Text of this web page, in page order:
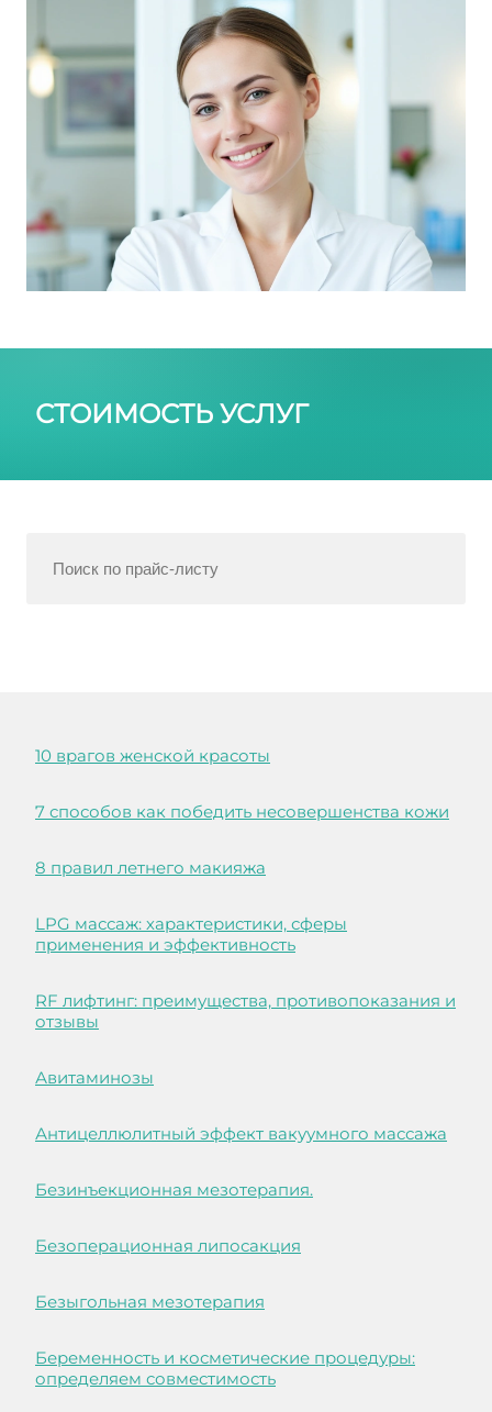
СТОИМОСТЬ УСЛУГ
10 врагов женской красоты
7 способов как победить несовершенства кожи
8 правил летнего макияжа
LPG массаж: характеристики, сферы
применения и эффективность
RF лифтинг: преимущества, противопоказания и
отзывы
Авитаминозы
Антицеллюлитный эффект вакуумного массажа
Безинъекционная мезотерапия.
Безоперационная липосакция
Безыгольная мезотерапия
Беременность и косметические процедуры:
определяем совместимость